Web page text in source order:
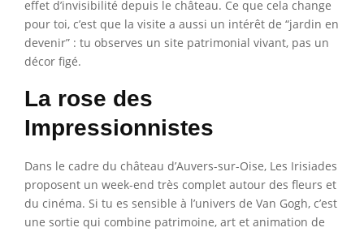
effet d’invisibilité depuis le château. Ce que cela change
pour toi, c’est que la visite a aussi un intérêt de “jardin en
devenir” : tu observes un site patrimonial vivant, pas un
décor figé.
La rose des
Impressionnistes
Dans le cadre du château d’Auvers-sur-Oise, Les Irisiades
proposent un week-end très complet autour des fleurs et
du cinéma. Si tu es sensible à l’univers de Van Gogh, c’est
une sortie qui combine patrimoine, art et animation de